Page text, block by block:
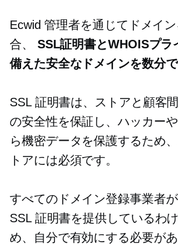
Ecwid 管理者を通じてドメイ
合、 SSL証明書とWHOISプラ
備えた安全なドメインを数分
SSL 証明書は、ストアと顧客
の安全性を保証し、ハッカー
ら機密データを保護するため
トアには必須です。
すべてのドメイン登録事業者
SSL 証明書を提供しているわ
め、自分で有効にする必要が